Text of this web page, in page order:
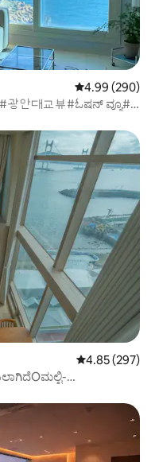
5 ರಲ್ಲಿ 4.99
4.99 (290)
광안대교뷰#ಓಷನ್ ವ್ಯೂ#
5 ರಲ್ಲಿ 4.85
4.85 (297)